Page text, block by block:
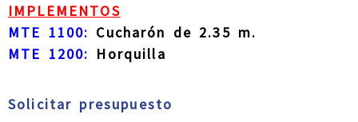
IMPLEMENTOS
MTE 1100: Cucharón de 2.35 m.
MTE 1200: Horquilla
Solicitar presupuesto